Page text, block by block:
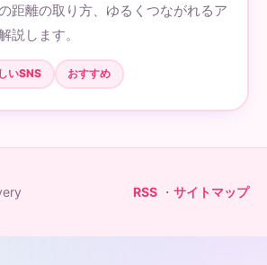
距離の取り方、ゆるくつながれるア
説します。
いSNS おすすめ
RSS ・ サイトマップ